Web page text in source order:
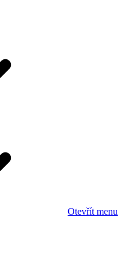
Otevřít menu